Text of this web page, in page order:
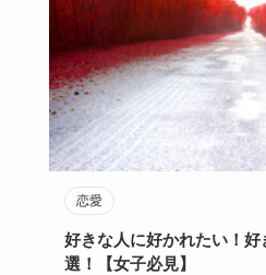
恋愛
好きな人に好かれたい！
選！【女子必見】